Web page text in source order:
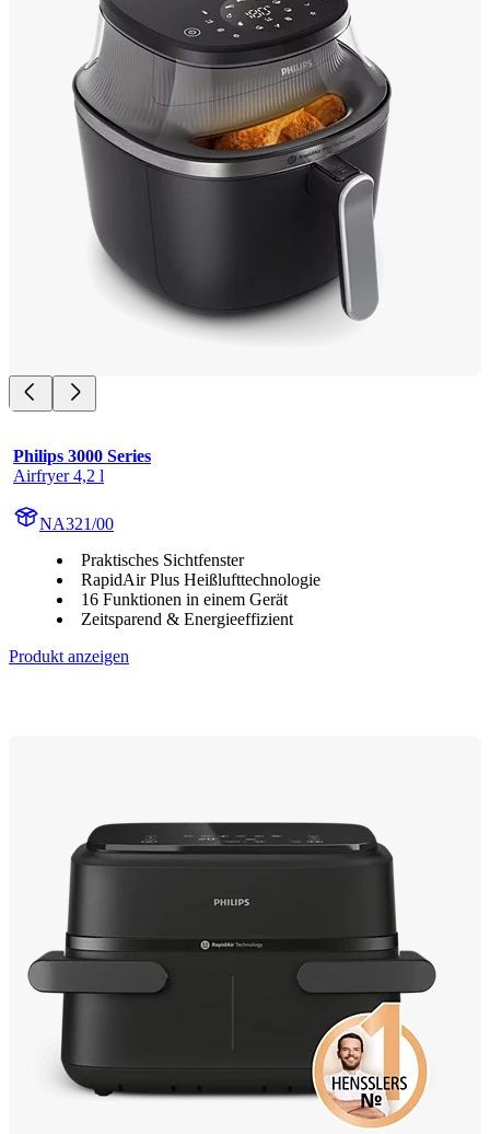
Philips 3000 Series
Airfryer 4,2 l
NA321/00
Praktisches Sichtfenster
RapidAir Plus Heißlufttechnologie
16 Funktionen in einem Gerät
Zeitsparend & Energieeffizient
Produkt anzeigen